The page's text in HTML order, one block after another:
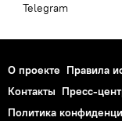
Telegram
О проекте Правила
Контакты Пресс-
Политика